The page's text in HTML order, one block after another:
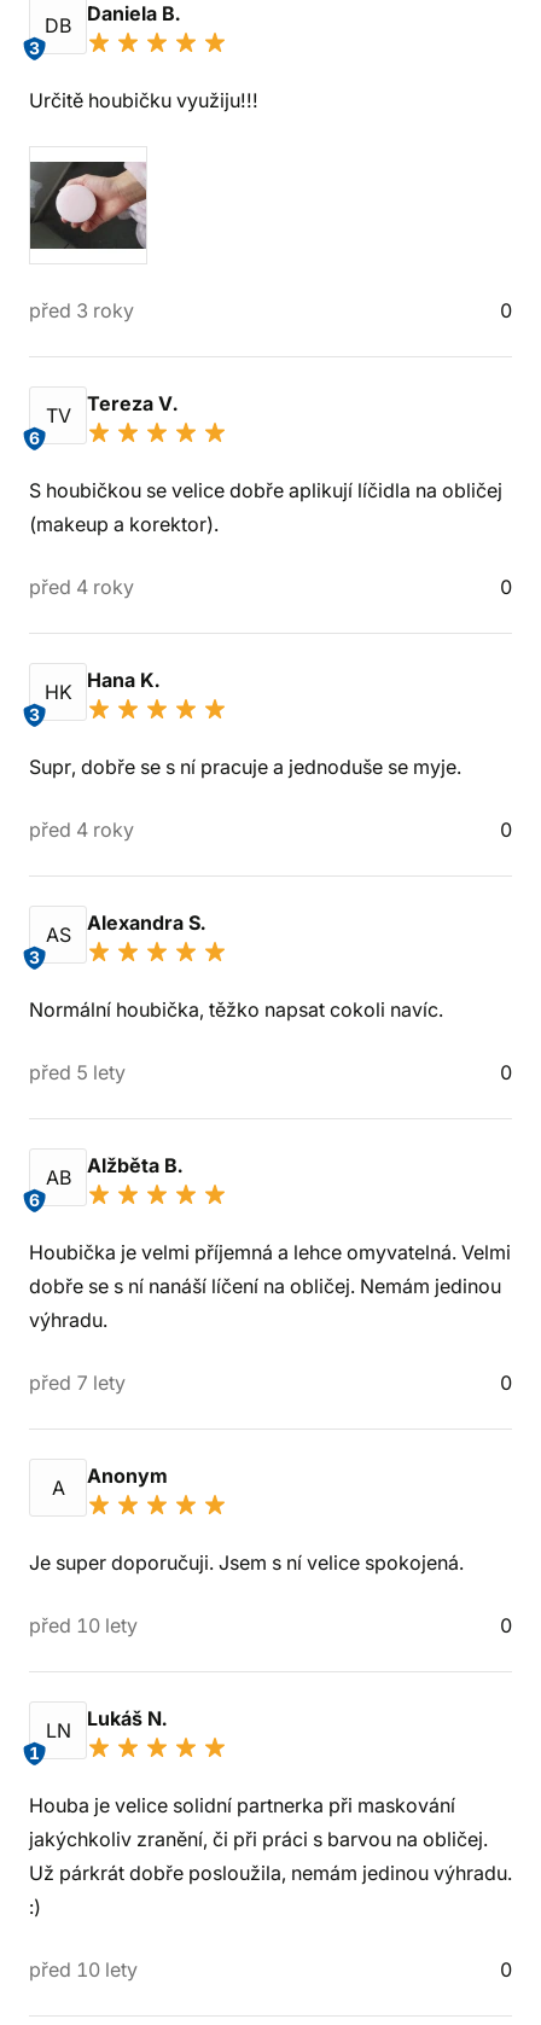
DB
3
Daniela B.
Určitě houbičku využiju!!!
před 3 roky 0
TV
6
Tereza V.
S houbičkou se velice dobře aplikují líčidla na obličej
(makeup a korektor).
před 4 roky 0
HK
3
Hana K.
Supr, dobře se s ní pracuje a jednoduše se myje.
před 4 roky 0
AS
3
Alexandra S.
Normální houbička, těžko napsat cokoli navíc.
před 5 lety 0
AB
6
Alžběta B.
Houbička je velmi příjemná a lehce omyvatelná. Velmi
dobře se s ní nanáší líčení na obličej. Nemám jedinou
výhradu.
před 7 lety 0
A Anonym
Je super doporučuji. Jsem s ní velice spokojená.
před 10 lety 0
LN
1
Lukáš N.
Houba je velice solidní partnerka při maskování
jakýchkoliv zranění, či při práci s barvou na obličej.
Už párkrát dobře posloužila, nemám jedinou výhradu.
:)
před 10 lety 0